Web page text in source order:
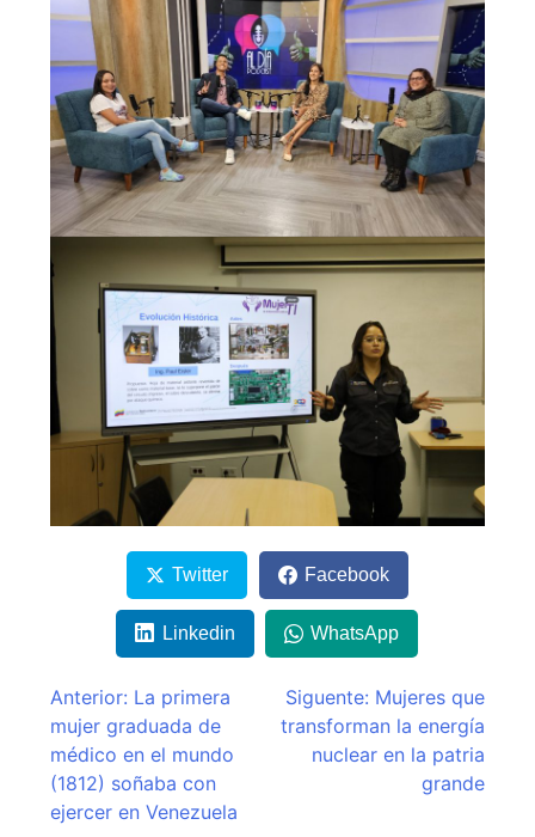
Twitter Facebook
Linkedin WhatsApp
Navegación
de
entradas
Anterior: La primera
mujer graduada de
médico en el mundo
(1812) soñaba con
ejercer en Venezuela
Siguente: Mujeres que
transforman la energía
nuclear en la patria
grande